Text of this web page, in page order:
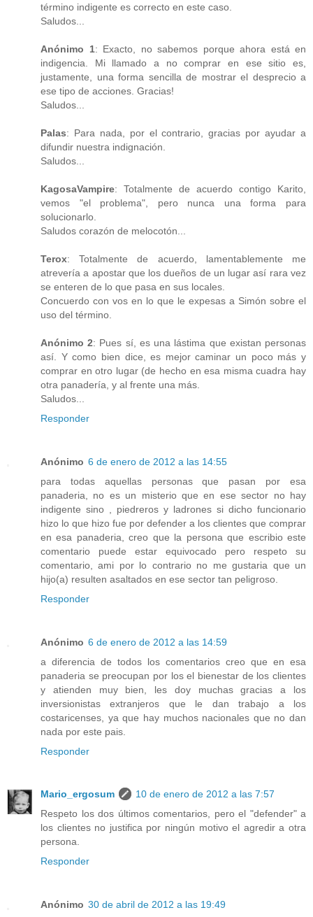
término indigente es correcto en este caso.
Saludos...
Anónimo 1: Exacto, no sabemos porque ahora está en
indigencia. Mi llamado a no comprar en ese sitio es,
justamente, una forma sencilla de mostrar el desprecio a
ese tipo de acciones. Gracias!
Saludos...
Palas: Para nada, por el contrario, gracias por ayudar a
difundir nuestra indignación.
Saludos...
KagosaVampire: Totalmente de acuerdo contigo Karito,
vemos "el problema", pero nunca una forma para
solucionarlo.
Saludos corazón de melocotón...
Terox: Totalmente de acuerdo, lamentablemente me
atrevería a apostar que los dueños de un lugar así rara vez
se enteren de lo que pasa en sus locales.
Concuerdo con vos en lo que le expesas a Simón sobre el
uso del término.
Anónimo 2: Pues sí, es una lástima que existan personas
así. Y como bien dice, es mejor caminar un poco más y
comprar en otro lugar (de hecho en esa misma cuadra hay
otra panadería, y al frente una más.
Saludos...
Responder
Anónimo 6 de enero de 2012 a las 14:55
para todas aquellas personas que pasan por esa
panaderia, no es un misterio que en ese sector no hay
indigente sino , piedreros y ladrones si dicho funcionario
hizo lo que hizo fue por defender a los clientes que comprar
en esa panaderia, creo que la persona que escribio este
comentario puede estar equivocado pero respeto su
comentario, ami por lo contrario no me gustaria que un
hijo(a) resulten asaltados en ese sector tan peligroso.
Responder
Anónimo 6 de enero de 2012 a las 14:59
a diferencia de todos los comentarios creo que en esa
panaderia se preocupan por los el bienestar de los clientes
y atienden muy bien, les doy muchas gracias a los
inversionistas extranjeros que le dan trabajo a los
costaricenses, ya que hay muchos nacionales que no dan
nada por este pais.
Responder
Mario_ergosum
10 de enero de 2012 a las 7:57
Respeto los dos últimos comentarios, pero el "defender" a
los clientes no justifica por ningún motivo el agredir a otra
persona.
Responder
Anónimo 30 de abril de 2012 a las 19:49